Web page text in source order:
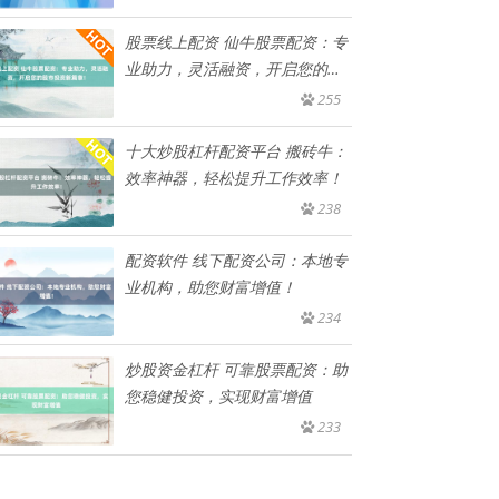
股票线上配资 仙牛股票配资：专
业助力，灵活融资，开启您的股
255
十大炒股杠杆配资平台 搬砖牛：
效率神器，轻松提升工作效率！
238
配资软件 线下配资公司：本地专
业机构，助您财富增值！
234
炒股资金杠杆 可靠股票配资：助
您稳健投资，实现财富增值
233